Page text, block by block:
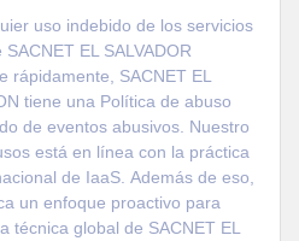
uso indebido de los servicios
EL SALVADOR
rápidamente, SACNET EL
tiene una Política de abuso
de eventos abusivos. Nuestro
está en línea con la práctica
de IaaS. Además de eso,
un enfoque proactivo para
técnica global de SACNET EL